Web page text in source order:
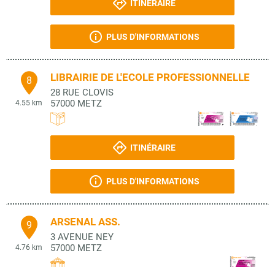
ITINÉRAIRE
PLUS D'INFORMATIONS
8
4.55 km
LIBRAIRIE DE L'ECOLE PROFESSIONNELLE
28 RUE CLOVIS
57000 METZ
ITINÉRAIRE
PLUS D'INFORMATIONS
9
4.76 km
ARSENAL ASS.
3 AVENUE NEY
57000 METZ